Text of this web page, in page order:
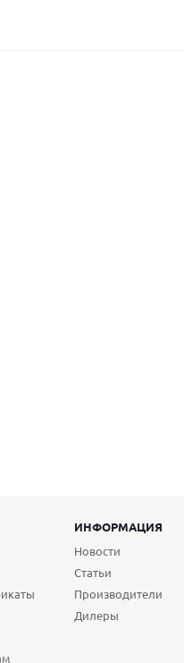
ИНФОРМАЦИЯ
Новости
Статьи
Производители
Дилеры